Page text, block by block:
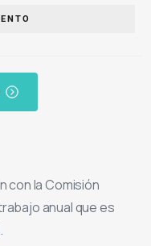
con la Comisión
anual que es